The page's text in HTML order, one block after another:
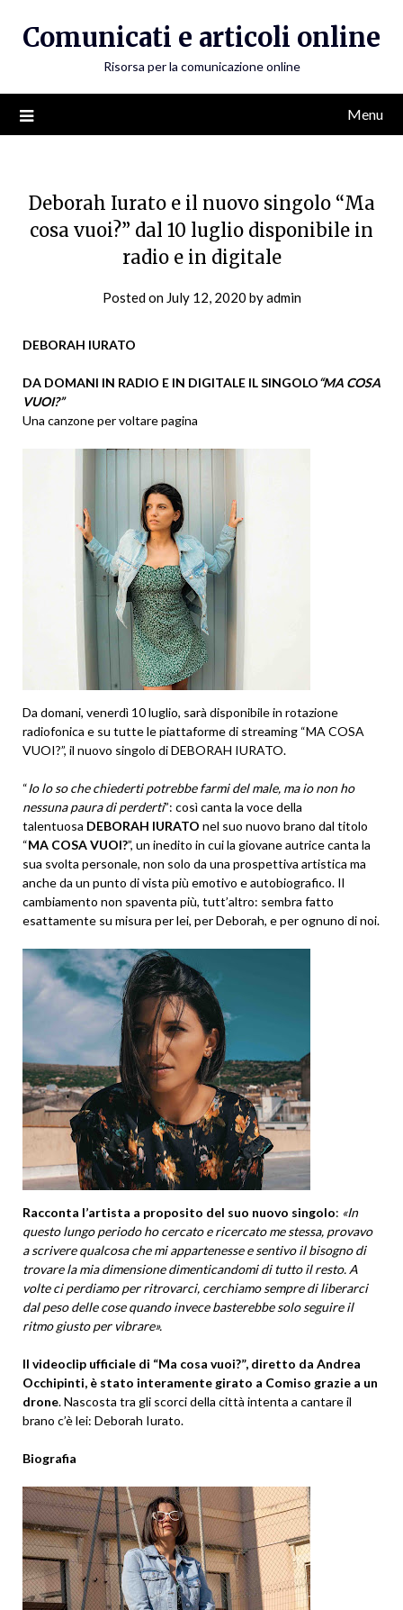
Comunicati e articoli online
Risorsa per la comunicazione online
Menu
Deborah Iurato e il nuovo singolo “Ma
cosa vuoi?” dal 10 luglio disponibile in
radio e in digitale
Posted on July 12, 2020 byadmin
DEBORAH IURATO
DA DOMANI IN RADIO E IN DIGITALE IL SINGOLO“MA COSA
VUOI?”
Una canzone per voltare pagina
Da domani, venerdì 10 luglio, sarà disponibile in rotazione
radiofonica e su tutte le piattaforme di streaming “MA COSA
VUOI?”, il nuovo singolo di DEBORAH IURATO.
“Io lo so che chiederti potrebbe farmi del male, ma io non ho
nessuna paura di perderti”: così canta la voce della
talentuosa DEBORAH IURATO nel suo nuovo brano dal titolo
“MA COSA VUOI?”, un inedito in cui la giovane autrice canta la
sua svolta personale, non solo da una prospettiva artistica ma
anche da un punto di vista più emotivo e autobiografico. Il
cambiamento non spaventa più, tutt’altro: sembra fatto
esattamente su misura per lei, per Deborah, e per ognuno di noi.
Racconta l’artista a proposito del suo nuovo singolo: «In
questo lungo periodo ho cercato e ricercato me stessa, provavo
a scrivere qualcosa che mi appartenesse e sentivo il bisogno di
trovare la mia dimensione dimenticandomi di tutto il resto. A
volte ci perdiamo per ritrovarci, cerchiamo sempre di liberarci
dal peso delle cose quando invece basterebbe solo seguire il
ritmo giusto per vibrare».
Il videoclip ufficiale di “Ma cosa vuoi?”, diretto da Andrea
Occhipinti, è stato interamente girato a Comiso grazie a un
drone. Nascosta tra gli scorci della città intenta a cantare il
brano c’è lei: Deborah Iurato.
Biografia